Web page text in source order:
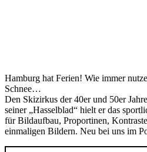
Hamburg hat Ferien! Wie immer
Schnee…
Den Skizirkus der 40er und 50er
seiner „Hasselblad“ hielt er das
für Bildaufbau, Proportinen,
einmaligen Bildern. Neu bei uns im